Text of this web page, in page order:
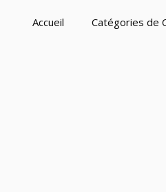
Accueil Catégories de